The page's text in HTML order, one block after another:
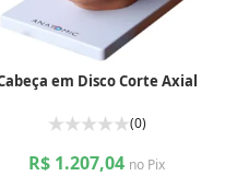
em Disco Corte Axial
(0)
R$ 1.207,04 no Pix